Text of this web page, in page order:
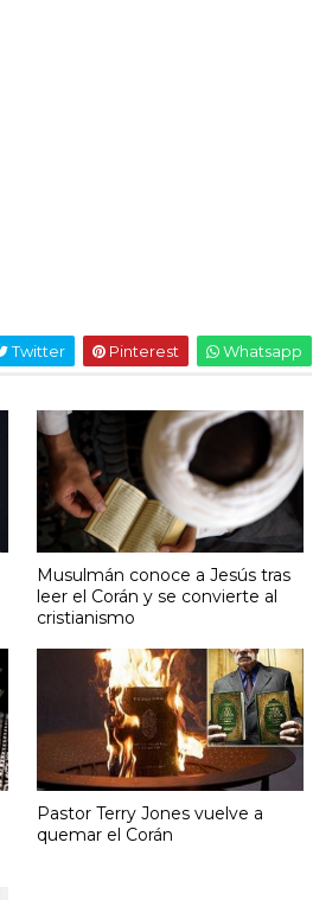
Twitter Pinterest Whatsapp
Musulmán conoce a Jesús tras
leer el Corán y se convierte al
cristianismo
Pastor Terry Jones vuelve a
quemar el Corán